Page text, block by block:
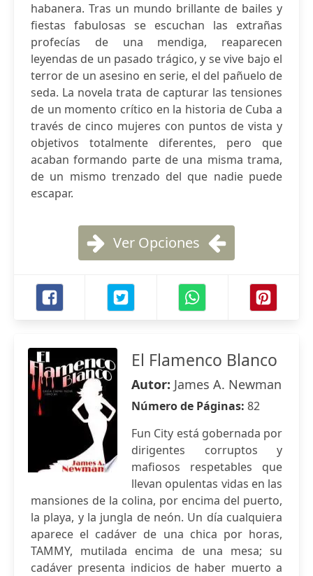
habanera. Tras un mundo brillante de bailes y
fiestas fabulosas se escuchan las extrañas
profecías de una mendiga, reaparecen
leyendas de un pasado trágico, y se vive bajo el
terror de un asesino en serie, el del pañuelo de
seda. La novela trata de capturar las tensiones
de un momento crítico en la historia de Cuba a
través de cinco mujeres con puntos de vista y
objetivos totalmente diferentes, pero que
acaban formando parte de una misma trama,
de un mismo trenzado del que nadie puede
escapar.
Ver Opciones
El Flamenco Blanco
Autor: James A. Newman
Número de Páginas: 82
Fun City está gobernada por
dirigentes corruptos y
mafiosos respetables que
llevan opulentas vidas en las
mansiones de la colina, por encima del puerto,
la playa, y la jungla de neón. Un día cualquiera
aparece el cadáver de una chica por horas,
TAMMY, mutilada encima de una mesa; su
cadáver presenta indicios de haber muerto a